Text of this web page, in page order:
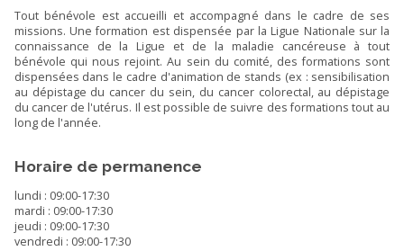
Tout bénévole est accueilli et accompagné dans le cadre de ses
missions. Une formation est dispensée par la Ligue Nationale sur la
connaissance de la Ligue et de la maladie cancéreuse à tout
bénévole qui nous rejoint. Au sein du comité, des formations sont
dispensées dans le cadre d'animation de stands (ex : sensibilisation
au dépistage du cancer du sein, du cancer colorectal, au dépistage
du cancer de l'utérus. Il est possible de suivre des formations tout au
long de l'année.
Horaire de permanence
lundi : 09:00-17:30
mardi : 09:00-17:30
jeudi : 09:00-17:30
vendredi : 09:00-17:30